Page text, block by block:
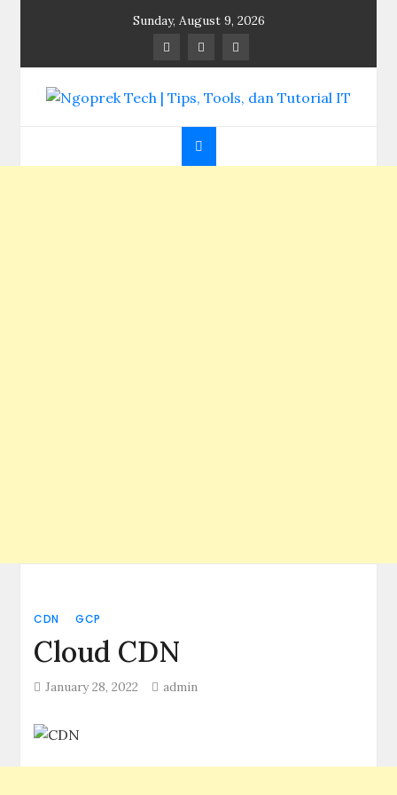
Sunday, August 9, 2026
Ngoprek Tech | Tips,
Tools, dan Tutorial
CDN GCP
Cloud CDN
January 28, 2022 admin